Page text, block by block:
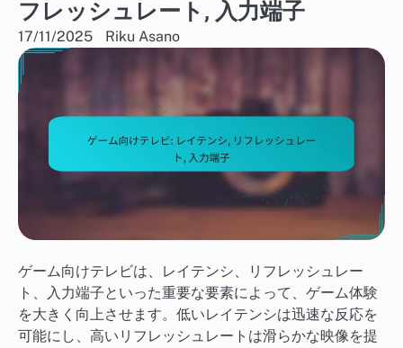
フレッシュレート, 入力端子
17/11/2025 Riku Asano
ゲーム向けテレビは、レイテンシ、リフレッシュレー
ト、入力端子といった重要な要素によって、ゲーム体験
を大きく向上させます。低いレイテンシは迅速な反応を
可能にし、高いリフレッシュレートは滑らかな映像を提